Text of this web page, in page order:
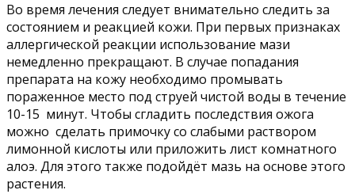
Во время лечения следует внимательно следить за
состоянием и реакцией кожи. При первых признаках
аллергической реакции использование мази
немедленно прекращают. В случае попадания
препарата на кожу необходимо промывать
пораженное место под струей чистой воды в течение
10-15 минут. Чтобы сгладить последствия ожога
можно сделать примочку со слабыми раствором
лимонной кислоты или приложить лист комнатного
алоэ. Для этого также подойдёт мазь на основе этого
растения.